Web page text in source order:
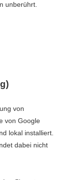
unberührt.
von
von Google
lokal installiert.
dabei nicht